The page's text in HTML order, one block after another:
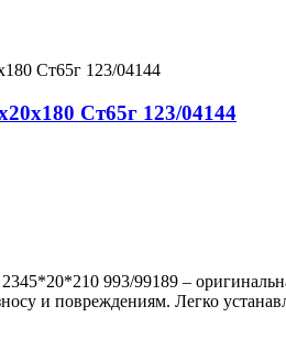
Ст65г 123/04144
993/99189 –
и повреждениям. Легко